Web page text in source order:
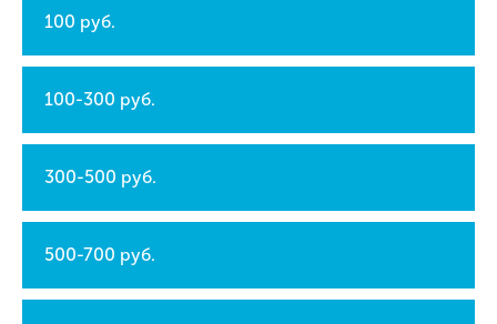
100 руб.
100-300 руб.
300-500 руб.
500-700 руб.